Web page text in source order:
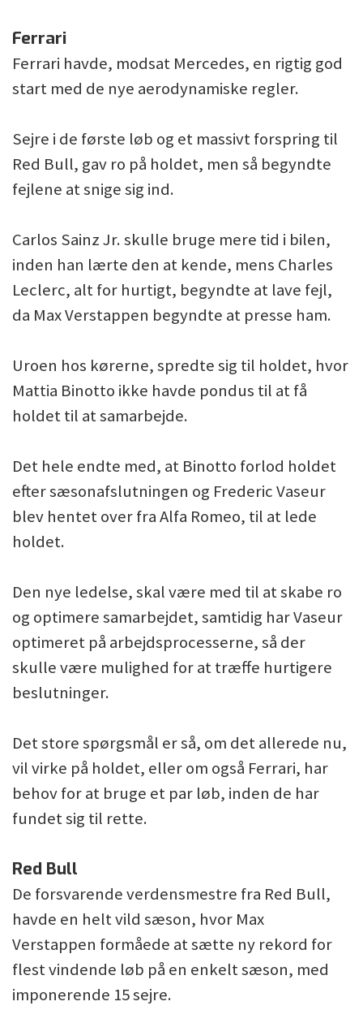
Ferrari
Ferrari havde, modsat Mercedes, en rigtig god
start med de nye aerodynamiske regler.
Sejre i de første løb og et massivt forspring til
Red Bull, gav ro på holdet, men så begyndte
fejlene at snige sig ind.
Carlos Sainz Jr. skulle bruge mere tid i bilen,
inden han lærte den at kende, mens Charles
Leclerc, alt for hurtigt, begyndte at lave fejl,
da Max Verstappen begyndte at presse ham.
Uroen hos kørerne, spredte sig til holdet, hvor
Mattia Binotto ikke havde pondus til at få
holdet til at samarbejde.
Det hele endte med, at Binotto forlod holdet
efter sæsonafslutningen og Frederic Vaseur
blev hentet over fra Alfa Romeo, til at lede
holdet.
Den nye ledelse, skal være med til at skabe ro
og optimere samarbejdet, samtidig har Vaseur
optimeret på arbejdsprocesserne, så der
skulle være mulighed for at træffe hurtigere
beslutninger.
Det store spørgsmål er så, om det allerede nu,
vil virke på holdet, eller om også Ferrari, har
behov for at bruge et par løb, inden de har
fundet sig til rette.
Red Bull
De forsvarende verdensmestre fra Red Bull,
havde en helt vild sæson, hvor Max
Verstappen formåede at sætte ny rekord for
flest vindende løb på en enkelt sæson, med
imponerende 15 sejre.